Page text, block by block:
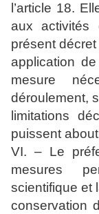
l’article 18.
aux activités
présent
application
mesure
déroulement,
limitations
puissent
VI. – Le
mesures
scientifique et
conservation